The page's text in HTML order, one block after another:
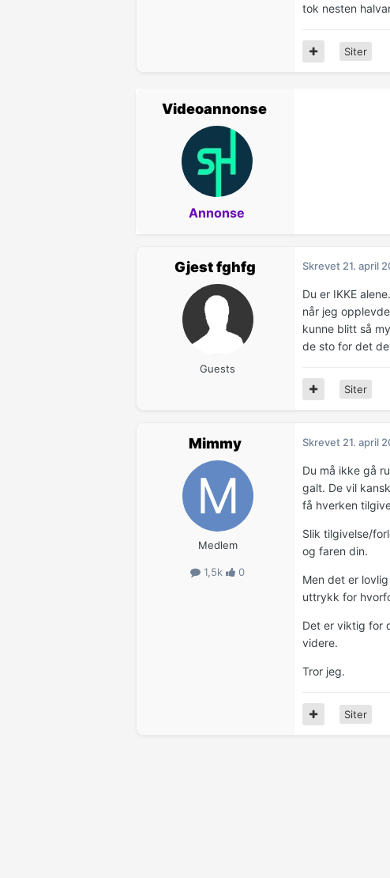
tok nesten
Siter
Videoannonse
Annonse
Gjest fghfg
Guests
Skrevet 21. april
Du er IKKE
når jeg
kunne blitt så
de sto for det
Siter
Mimmy
Medlem
1,5k 0
Skrevet 21. april
Du må ikke gå
galt. De vil
få hverken
Slik tilgivelse/
og faren din.
Men det er
uttrykk for
Det er viktig for
videre.
Tror jeg.
Siter